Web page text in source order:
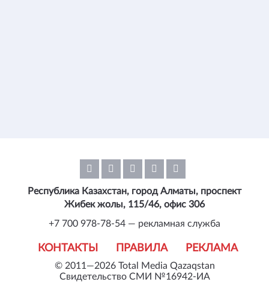
© 2011—2026 Total Media Qazaqstan
Свидетельство СМИ №16942-ИА
КОНТАКТЫ ПРАВИЛА РЕКЛАМА
Республика Казахстан, город Алматы, проспект
Жибек жолы, 115/46, офис 306
+7 700 978-78-54 — рекламная служба